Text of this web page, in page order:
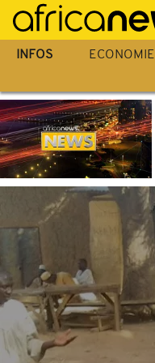
Passer
au
contenu
INFOS ECONOMIE